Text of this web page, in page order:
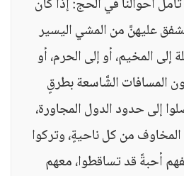
أحوالنا في الحجِّ: إذا كان
عليهنَّ من المشي اليسير
إلى المخيم، أو إلى الحرم، أو
المسافات الشَّاسعة بطرقٍ
إلى حدود الدول المجاورة،
من كل ناحيةٍ، وتركوا
أحبةً قد تساقطوا، معهم